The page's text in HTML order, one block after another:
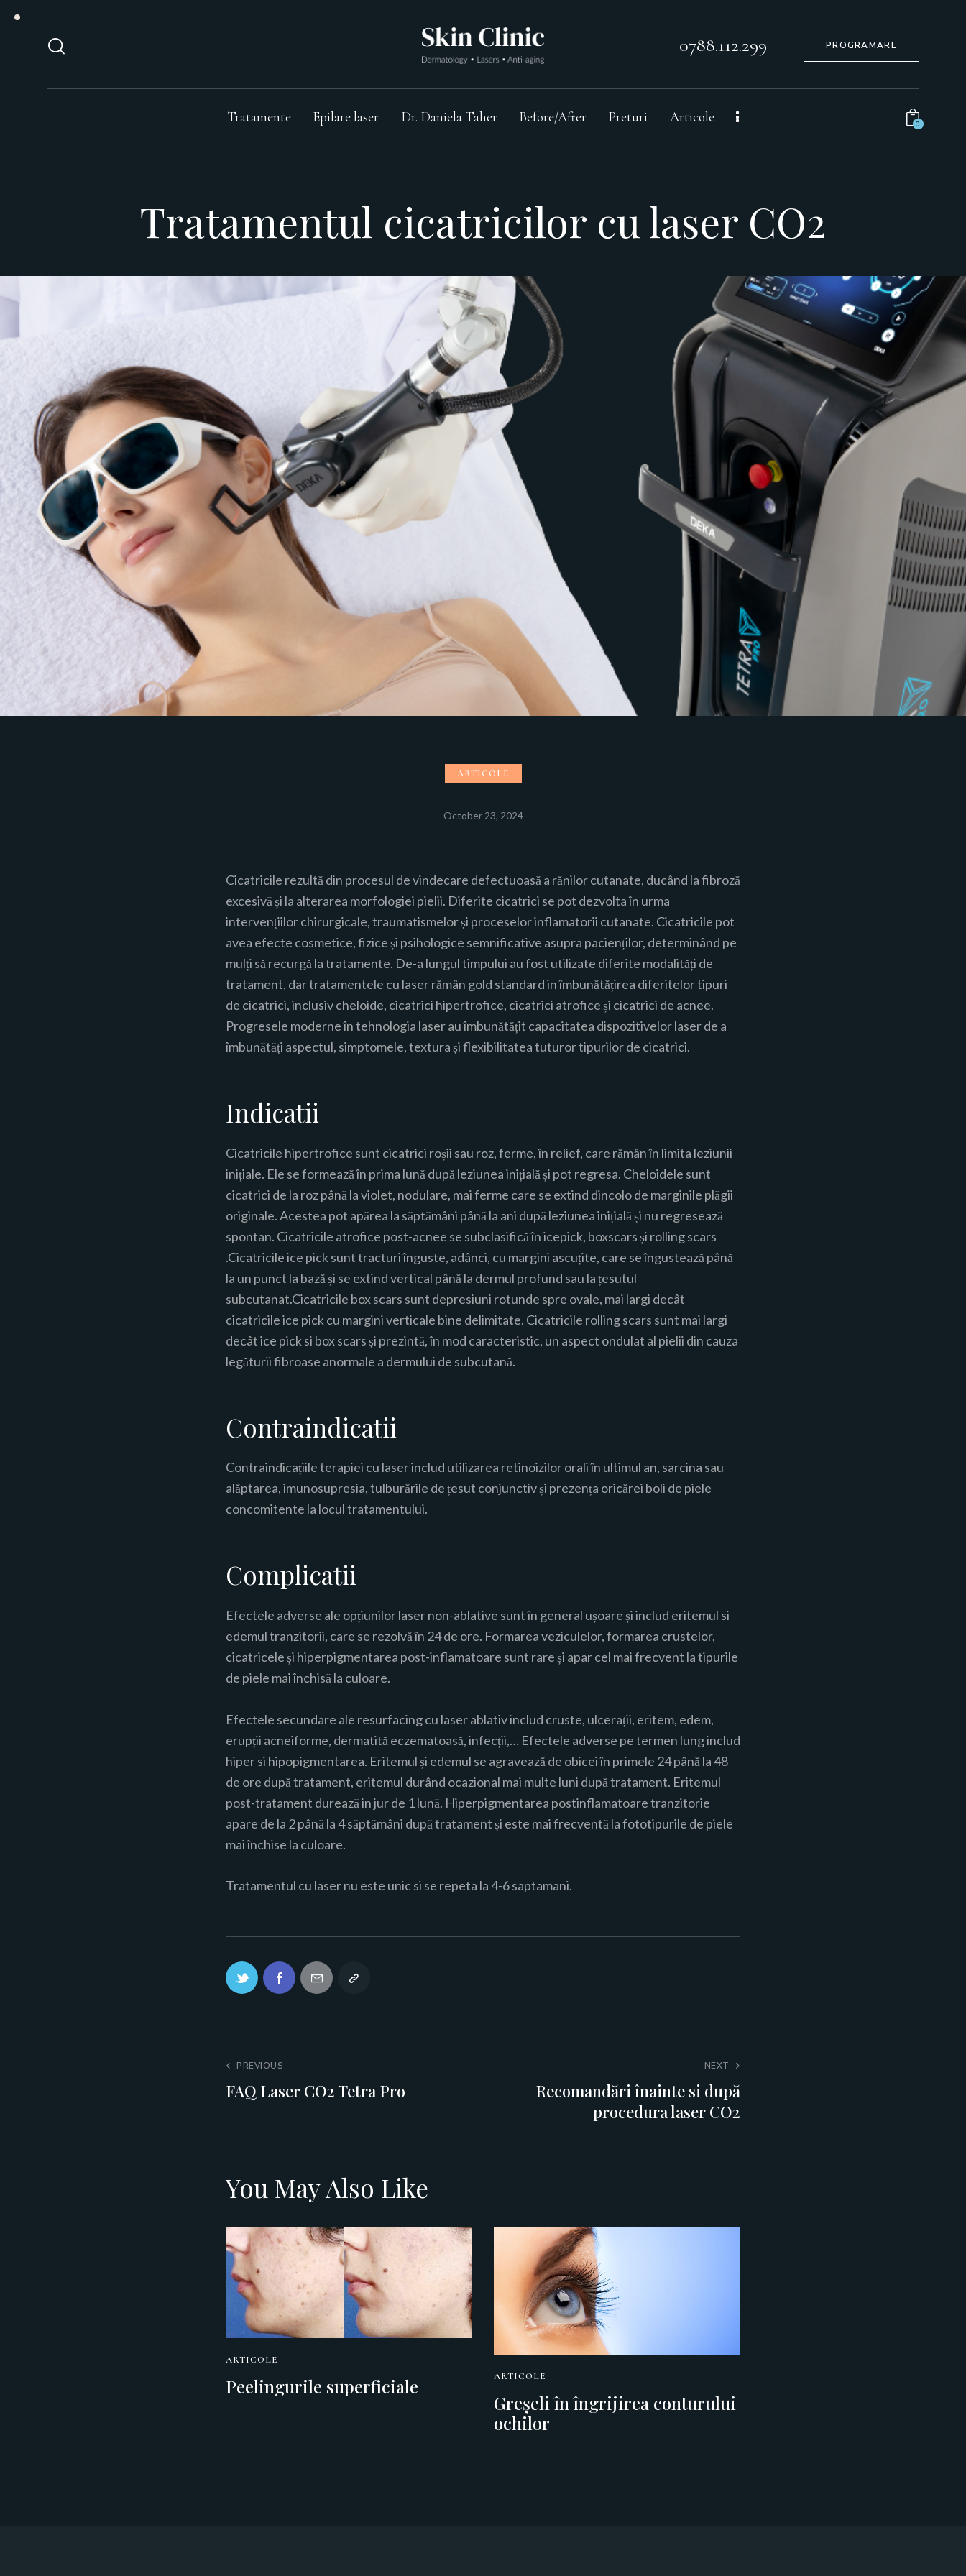
0788.112.299 PROGRAMARE
Tratamente Epilare laser Dr. Daniela Taher Before/After Preturi Articole 0
Tratamentul cicatricilor cu laser CO2
ARTICOLE
October 23, 2024
Cicatricile rezultă din procesul de vindecare defectuoasă a rănilor cutanate, ducând la fibroză
excesivă și la alterarea morfologiei pielii. Diferite cicatrici se pot dezvolta în urma
intervențiilor chirurgicale, traumatismelor și proceselor inflamatorii cutanate. Cicatricile pot
avea efecte cosmetice, fizice și psihologice semnificative asupra pacienților, determinând pe
mulți să recurgă la tratamente. De-a lungul timpului au fost utilizate diferite modalități de
tratament, dar tratamentele cu laser rămân gold standard in îmbunătățirea diferitelor tipuri
de cicatrici, inclusiv cheloide, cicatrici hipertrofice, cicatrici atrofice și cicatrici de acnee.
Progresele moderne în tehnologia laser au îmbunătățit capacitatea dispozitivelor laser de a
îmbunătăți aspectul, simptomele, textura și flexibilitatea tuturor tipurilor de cicatrici.
Indicatii
Cicatricile hipertrofice sunt cicatrici roșii sau roz, ferme, în relief, care rămân în limita leziunii
inițiale. Ele se formează în prima lună după leziunea inițială și pot regresa. Cheloidele sunt
cicatrici de la roz până la violet, nodulare, mai ferme care se extind dincolo de marginile plăgii
originale. Acestea pot apărea la săptămâni până la ani după leziunea inițială și nu regresează
spontan. Cicatricile atrofice post-acnee se subclasifică în icepick, boxscars și rolling scars
.Cicatricile ice pick sunt tracturi înguste, adânci, cu margini ascuțite, care se îngustează până
la un punct la bază și se extind vertical până la dermul profund sau la țesutul
subcutanat.Cicatricile box scars sunt depresiuni rotunde spre ovale, mai largi decât
cicatricile ice pick cu margini verticale bine delimitate. Cicatricile rolling scars sunt mai largi
decât ice pick si box scars și prezintă, în mod caracteristic, un aspect ondulat al pielii din cauza
legăturii fibroase anormale a dermului de subcutană.
Contraindicatii
Contraindicațiile terapiei cu laser includ utilizarea retinoizilor orali în ultimul an, sarcina sau
alăptarea, imunosupresia, tulburările de țesut conjunctiv și prezența oricărei boli de piele
concomitente la locul tratamentului.
Complicatii
Efectele adverse ale opțiunilor laser non-ablative sunt în general ușoare și includ eritemul si
edemul tranzitorii, care se rezolvă în 24 de ore. Formarea veziculelor, formarea crustelor,
cicatricele și hiperpigmentarea post-inflamatoare sunt rare și apar cel mai frecvent la tipurile
de piele mai închisă la culoare.
Efectele secundare ale resurfacing cu laser ablativ includ cruste, ulcerații, eritem, edem,
erupții acneiforme, dermatită eczematoasă, infecții,… Efectele adverse pe termen lung includ
hiper si hipopigmentarea. Eritemul și edemul se agravează de obicei în primele 24 până la 48
de ore după tratament, eritemul durând ocazional mai multe luni după tratament. Eritemul
post-tratament durează in jur de 1 lună. Hiperpigmentarea postinflamatoare tranzitorie
apare de la 2 până la 4 săptămâni după tratament și este mai frecventă la fototipurile de piele
mai închise la culoare.
Tratamentul cu laser nu este unic si se repeta la 4-6 saptamani.
PREVIOUS
FAQ Laser CO2 Tetra Pro
NEXT
Recomandări înainte si după
procedura laser CO2
You May Also Like
ARTICOLE
Peelingurile superficiale ARTICOLE
Greșeli în îngrijirea conturului
ochilor